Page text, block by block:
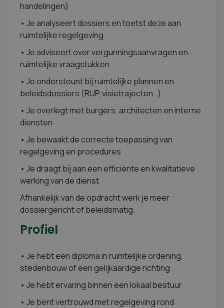
handelingen)
• Je analyseert dossiers en toetst deze aan
ruimtelijke regelgeving
• Je adviseert over vergunningsaanvragen en
ruimtelijke vraagstukken
• Je ondersteunt bij ruimtelijke plannen en
beleidsdossiers (RUP, visietrajecten…)
• Je overlegt met burgers, architecten en interne
diensten
• Je bewaakt de correcte toepassing van
regelgeving en procedures
• Je draagt bij aan een efficiënte en kwalitatieve
werking van de dienst
Afhankelijk van de opdracht werk je meer
dossiergericht of beleidsmatig.
Profiel
• Je hebt een diploma in ruimtelijke ordening,
stedenbouw of een gelijkaardige richting
• Je hebt ervaring binnen een lokaal bestuur
• Je bent vertrouwd met regelgeving rond